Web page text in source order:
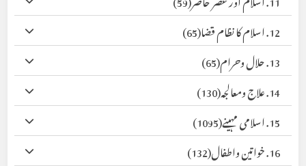
12. اسلام کا نظام قضا
(65)
13. حلال وحرام
(65)
14. علاج ومعالجہ
(130)
15. اسلامی مہینے
(1095)
16. خواتین واطفال
(132)